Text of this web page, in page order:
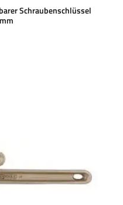
Schraubenschlüssel